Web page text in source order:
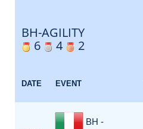
BH-AGILITY
6
4 2
DATE EVENT
BH -